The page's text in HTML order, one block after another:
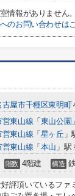
情報がありません。
のお問い合わせは
古屋市千種区東明町
営東山線 「 東山公園
営東山線 「 星ヶ丘
営東山線 「 本山 」駅
階数 4階建 構造
評頂いているフ